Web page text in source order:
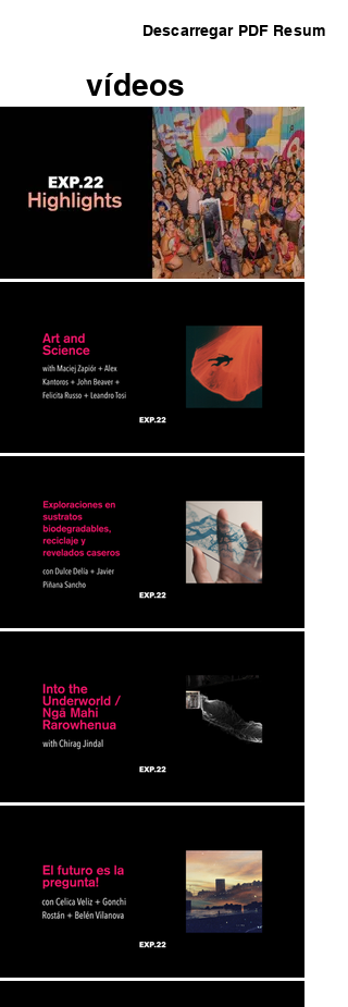
Descarregar PDF Resum
vídeos